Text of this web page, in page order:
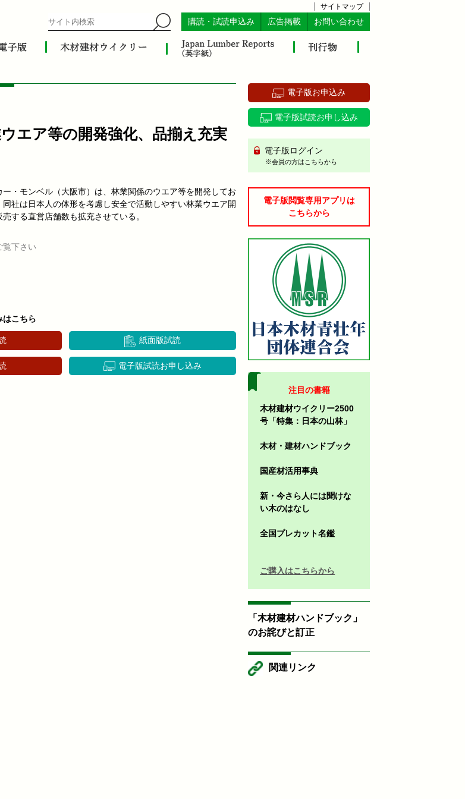
サイトマップ
購読・試読申込み 広告掲載 お問い合わせ
エア等の開発強化、品揃え充実
・モンベル（大阪市）は、林業関係のウエア等を開発してお
社は日本人の体形を考慮し安全で活動しやすい林業ウエア開
する直営店舗数も拡充させている。
下さい
はこちら
紙面版試読
電子版試読お申し込み
電子版お申込み
電子版試読お申し込み
電子版ログイン
※会員の方はこちらから
電子版閲覧専用アプリは
こちらから
注目の書籍
木材建材ウイクリー2500
号「特集：日本の山林」
木材・建材ハンドブック
国産材活用事典
新・今さら人には聞けな
い木のはなし
全国プレカット名鑑
ご購入はこちらから
「木材建材ハンドブック」
のお詫びと訂正
関連リンク